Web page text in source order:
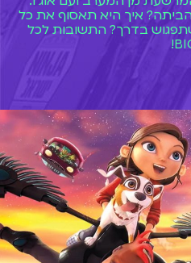
איך היא תאסוף את כל
בדרך? התשובות לכל